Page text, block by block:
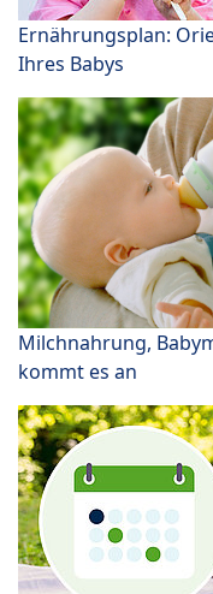
Ernährungsplan:
Ihres Babys
Milchnahrung,
kommt es an